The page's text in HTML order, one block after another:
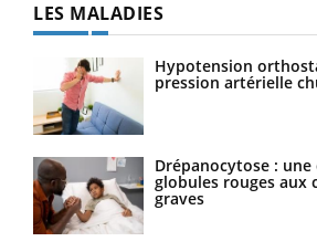
LES MALADIES
Hypotension
pression artérielle
Drépanocytose :
globules rouges aux
graves